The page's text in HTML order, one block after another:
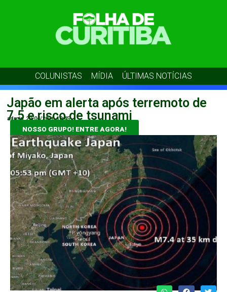
COLUNISTAS MÍDIA ÚLTIMAS NOTÍCIAS
Japão em alerta após terremoto de
7,5 e risco de tsunami
admin 20/04/2026 10:45
NOSSO GRUPO! ENTRE AGORA!